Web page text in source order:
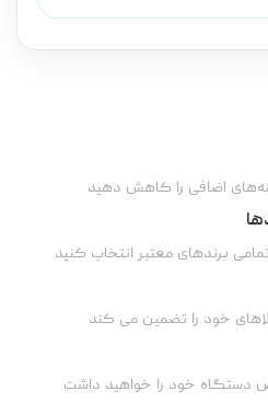
اضافی را کاهش دهید
برندهای معتبر انتخاب کنید
خود را تضمین می کند
دستگاه خود را خواهید داشت